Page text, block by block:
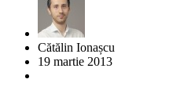
Cătălin Ionașcu
19 martie 2013